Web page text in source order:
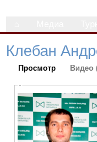
Клебан
Просмотр Видео
-